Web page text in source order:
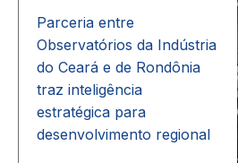
Parceria entre
Observatórios da Indústria
do Ceará e de Rondônia
traz inteligência
estratégica para
desenvolvimento regional